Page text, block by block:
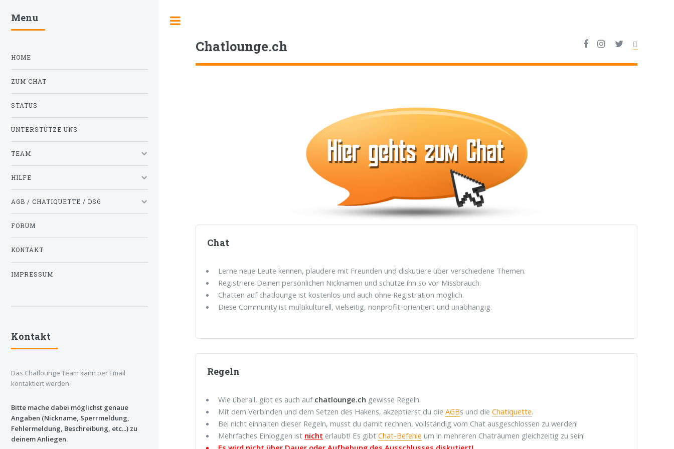
Chatlounge.ch
Chat
Lerne neue Leute kennen, plaudere mit Freunden und diskutiere über verschiedene Themen.
Registriere Deinen persönlichen Nicknamen und schütze ihn so vor Missbrauch.
Chatten auf chatlounge ist kostenlos und auch ohne Registration möglich.
Diese Community ist multikulturell, vielseitig, nonprofit-orientiert und unabhängig.
Regeln
Wie überall, gibt es auch auf chatlounge.ch gewisse Regeln.
Mit dem Verbinden und dem Setzen des Hakens, akzeptierst du dieAGBs und dieChatiquette.
Bei nicht einhalten dieser Regeln, musst du damit rechnen, vollständig vom Chat ausgeschlossen zu werden!
Mehrfaches Einloggen ist nicht erlaubt! Es gibtChat-Befehle um in mehreren Chaträumen gleichzeitig zu sein!
Menu
HOME
ZUM CHAT
STATUS
UNTERSTÜTZE UNS
TEAM
HILFE
AGB / CHATIQUETTE / DSG
FORUM
KONTAKT
IMPRESSUM
Kontakt
Das Chatlounge Team kann per Email
kontaktiert werden.
Bitte mache dabei möglichst genaue
Angaben (Nickname, Sperrmeldung,
Fehlermeldung, Beschreibung, etc...) zu
deinem Anliegen.
Toggle